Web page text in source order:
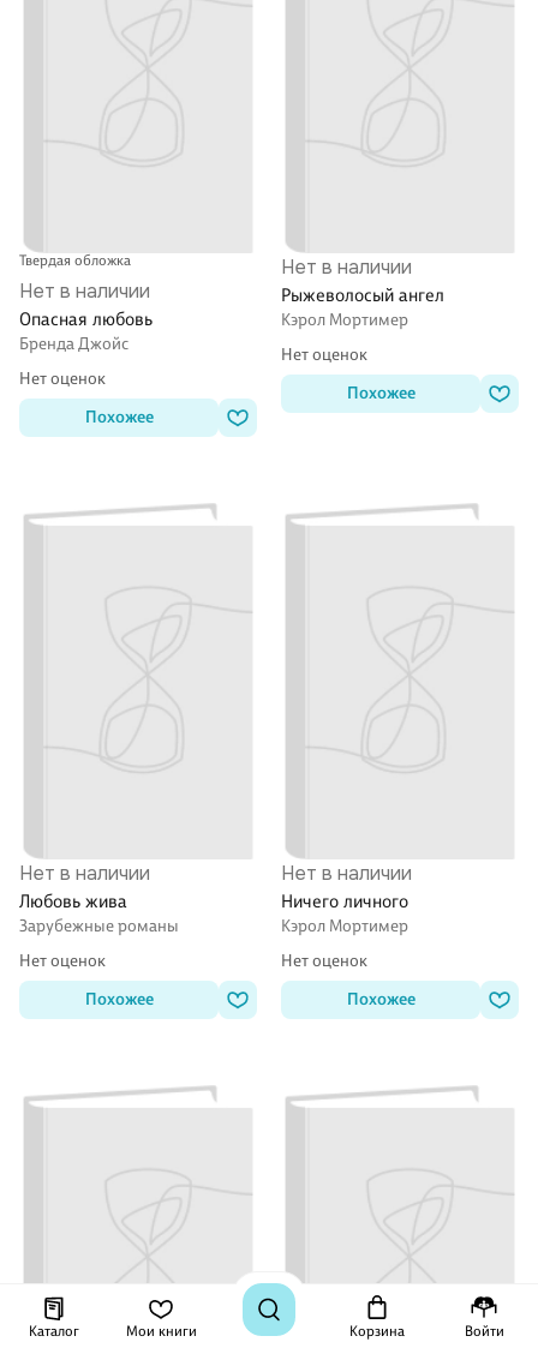
Каталог Мои книги Корзина Войти
Твердая обложка
Нет в наличии
Опасная любовь
Бренда Джойс
Нет оценок
Похожее
Нет в наличии
Рыжеволосый ангел
Кэрол Мортимер
Нет оценок
Похожее
Нет в наличии
Любовь жива
Зарубежные романы
Нет оценок
Похожее
Нет в наличии
Ничего личного
Кэрол Мортимер
Нет оценок
Похожее